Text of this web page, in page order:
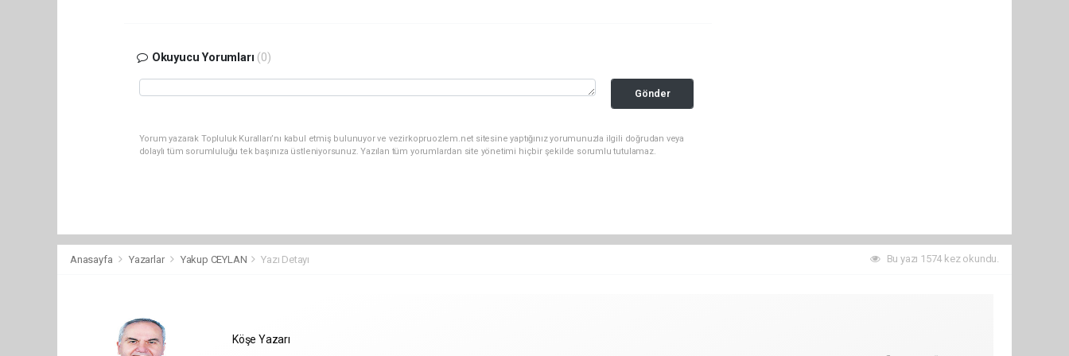
Okuyucu Yorumları (0)
Gönder
Yorum yazarak Topluluk Kuralları’nı kabul etmiş bulunuyor ve vezirkopruozlem.net sitesine yaptığınız yorumunuzla ilgili doğrudan veya
dolaylı tüm sorumluluğu tek başınıza üstleniyorsunuz. Yazılan tüm yorumlardan site yönetimi hiçbir şekilde sorumlu tutulamaz.
Anasayfa Yazarlar Yakup CEYLAN Yazı Detayı Bu yazı 1574 kez okundu.
Köşe Yazarı